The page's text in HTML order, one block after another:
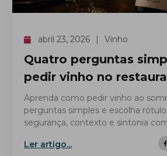
abril 23, 2026 Vinho
Quatro perguntas
pedir vinho no
Aprenda como pedir vinho ao
perguntas simples e escolha
segurança, contexto e sintonia
Ler artigo...